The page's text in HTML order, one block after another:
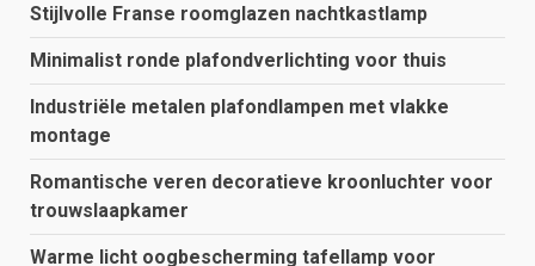
Stijlvolle Franse roomglazen nachtkastlamp
Minimalist ronde plafondverlichting voor thuis
Industriële metalen plafondlampen met vlakke
montage
Romantische veren decoratieve kroonluchter voor
trouwslaapkamer
Warme licht oogbescherming tafellamp voor